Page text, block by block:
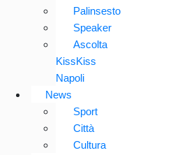
Palinsesto
Speaker
Ascolta
KissKiss
Napoli
News
Sport
Città
Cultura